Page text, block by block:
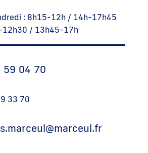
: 8h15-12h / 14h-17h45
12h30 / 13h45-17h
59 04 70
33 70